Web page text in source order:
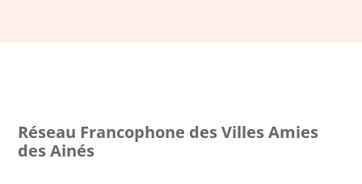
Réseau Francophone des Villes Amies
des Ainés